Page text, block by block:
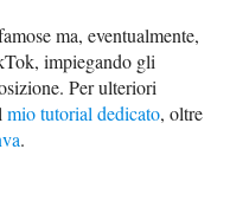
ma, eventualmente,
impiegando gli
Per ulteriori
mio tutorial dedicato, oltre
.